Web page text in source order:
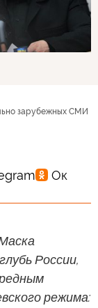
зарубежных СМИ
России,
режима: